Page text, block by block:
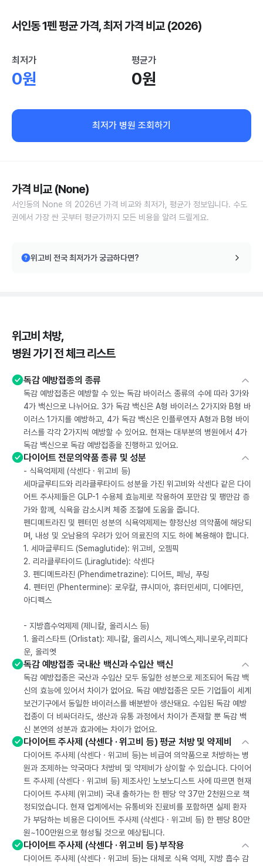
서인동 1펜 평균 가격, 최저 가격 비교 (2026)
최저가
0원
평균가
0원
최저가 병원 조회하기
가격 비교 (None)
서인동의 None 의 2026년 가격 비교와 최저가, 평균가 정보입니다. 수도
권에서 가장 싼 곳부터 평균가까지 모든 비용을 알려 드릴게요.
위고비 전국 최저가가 궁금하다면?
위고비 처방,
병원 가기 전 체크 리스트
독감 예방접종의 종류
독감 예방접종은 예방할 수 있는 독감 바이러스 종류의 수에 따라 3가와
4가 백신으로 나뉘어요. 3가 독감 백신은 A형 바이러스 2가지와 B형 바
이러스 1가지를 예방하고, 4가 독감 백신은 인플루엔자 A형과 B형 바이
러스를 각각 2가지씩 예방할 수 있어요. 현재는 대부분의 병원에서 4가
독감 백신으로 독감 예방접종을 진행하고 있어요.
다이어트 전문의약품 종류 및 성분
- 식욕억제제 (삭센다 · 위고비 등)
세마글루티드와 리라클루타이드 성분을 가진 위고비와 삭센다 같은 다이
어트 주사제들은 GLP-1 수용체 효능제로 작용하여 포만감 및 팽만감 증
가와 함께, 식욕을 감소시켜 체중 조절에 도움을 줍니다.
펜디메트라진 및 펜터민 성분의 식욕억제제는 향정신성 의약품에 해당되
며, 내성 및 오남용의 우려가 있어 의료진의 지도 하에 복용해야 합니다.
1. 세마글루티드 (Semaglutide): 위고비, 오젬픽
2. 리라클루타이드 (Liraglutide): 삭센다
3. 펜디메트라진 (Phendimetrazine): 디어트, 페닝, 푸링
4. 펜터민 (Phentermine): 로우칼, 큐시미아, 휴터민세미, 디에타민,
아디펙스
- 지방흡수억제제 (제니칼, 올리시스 등)
1. 올리스타트 (Orlistat): 제니칼, 올리시스, 제니엑스,제니로우,리피다
운, 올리엣
독감 예방접종 국내산 백신과 수입산 백신
독감 예방접종은 국산과 수입산 모두 동일한 성분으로 제조되어 독감 백
신의 효능에 있어서 차이가 없어요. 독감 예방접종은 모든 기업들이 세계
보건기구에서 동일한 바이러스를 배분받아 생산돼요. 수입된 독감 예방
접종이 더 비싸더라도, 생산과 유통 과정에서 차이가 존재할 뿐 독감 백
신 본연의 성분과 효과에는 차이가 없어요.
다이어트 주사제 (삭센다 · 위고비 등) 평균 처방 및 약제비
다이어트 주사제 (삭센다 · 위고비 등)는 비급여 의약품으로 처방하는 병
원과 조제하는 약국마다 처방비 및 약제비가 상이할 수 있습니다. 다이어
트 주사제 (삭센다 · 위고비 등) 제조사인 노보노디스트 사에 따르면 현재
다이어트 주사제 (위고비) 국내 출하가는 한 펜당 약 37만 2천원으로 책
정되었습니다. 현재 업계에서는 유통비와 진료비를 포함하면 실제 환자
가 부담하는 비용은 다이어트 주사제 (삭센다 · 위고비 등) 한 펜당 80만
원~100만원으로 형성될 것으로 예상됩니다.
다이어트 주사제 (삭센다 · 위고비 등) 부작용
다이어트 주사제 (삭센다 · 위고비 등)는 대체로 식욕 억제, 지방 흡수 감